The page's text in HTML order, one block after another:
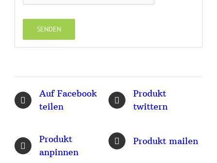
Auf Facebook
teilen
Produkt
twittern
Produkt
anpinnen
Produkt mailen